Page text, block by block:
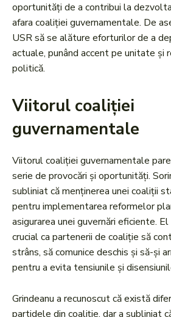
oportunități de a contribui la
afara coaliției guvernamentale. De
USR să se alăture eforturilor de a
actuale, punând accent pe unitate și
politică.
Viitorul coaliției
guvernamentale
Viitorul coaliției guvernamentale
serie de provocări și oportunități.
subliniat că menținerea unei coaliții
pentru implementarea reformelor
asigurarea unei guvernări eficiente.
crucial ca partenerii de coaliție să
strâns, să comunice deschis și să-și
pentru a evita tensiunile și
Grindeanu a recunoscut că există
partidele din coaliție, dar a subliniat